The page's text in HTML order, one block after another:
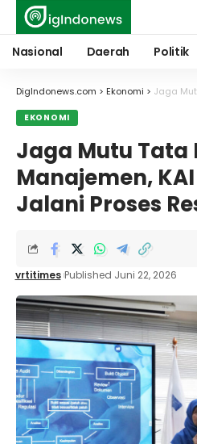
Nasional Daerah Politik
DigIndonews.com > Ekonomi > Jaga Mutu Tata
EKONOMI
Jaga Mutu Tata
Manajemen,
Jalani Proses
vrtitimes Published Juni 22, 2026